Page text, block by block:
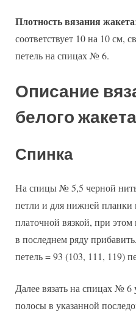
Плотность вязания жакета
соответствует 10 на 10 см,
петель на спицах № 6.
Описание
белого
Спинка
На спицы № 5,5 черной
петли и для нижней планки
платочной вязкой, при этом
в последнем ряду
петель = 93 (103, 111, 119)
Далее вязать на спицах № 6
полосы в указанной